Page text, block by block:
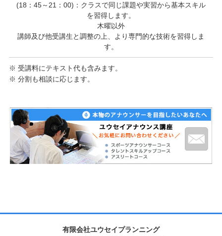
(18：45～21：00)：クラスで同じ課題や実習から基本スキル
を習得します。
木曜以外
講師及び他受講生と調整の上、より専門的な技術を習得しま
す。
※ 受講料にテキスト代も含みます。
※ 分割も相談に応じます。
有限会社ユウセイプランニング